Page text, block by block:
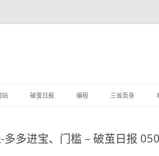
站 破茧日报 编程 三省吾身
多多进宝、门槛 – 破茧日报